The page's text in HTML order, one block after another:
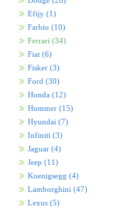
Efijy (1)
Farbio (10)
Ferrari (34)
Fiat (6)
Fisker (3)
Ford (30)
Honda (12)
Hummer (15)
Hyundai (7)
Infiniti (3)
Jaguar (4)
Jeep (11)
Koenigsegg (4)
Lamborghini (47)
Lexus (5)